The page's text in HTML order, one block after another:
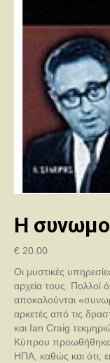
Η
€ 20.00
Οι μυστικές
αρχεία τους. Πολλοί
αποκαλούνται
αρκετές από τις
και Ian Craig
Κύπρου προωθήθηκε
ΗΠΑ, καθώς και ότι,